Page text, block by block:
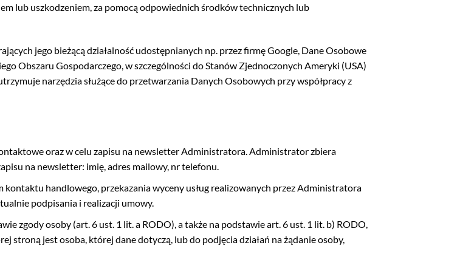
lub uszkodzeniem, za pomocą odpowiednich środków technicznych lub
jego bieżącą działalność udostępnianych np. przez firmę Google, Dane Osobowe
Obszaru Gospodarczego, w szczególności do Stanów Zjednoczonych Ameryki (USA)
narzędzia służące do przetwarzania Danych Osobowych przy współpracy z
oraz w celu zapisu na newsletter Administratora. Administrator zbiera
na newsletter: imię, adres mailowy, nr telefonu.
kontaktu handlowego, przekazania wyceny usług realizowanych przez Administratora
podpisania i realizacji umowy.
zgody osoby (art. 6 ust. 1 lit. a RODO), a także na podstawie art. 6 ust. 1 lit. b) RODO,
stroną jest osoba, której dane dotyczą, lub do podjęcia działań na żądanie osoby,